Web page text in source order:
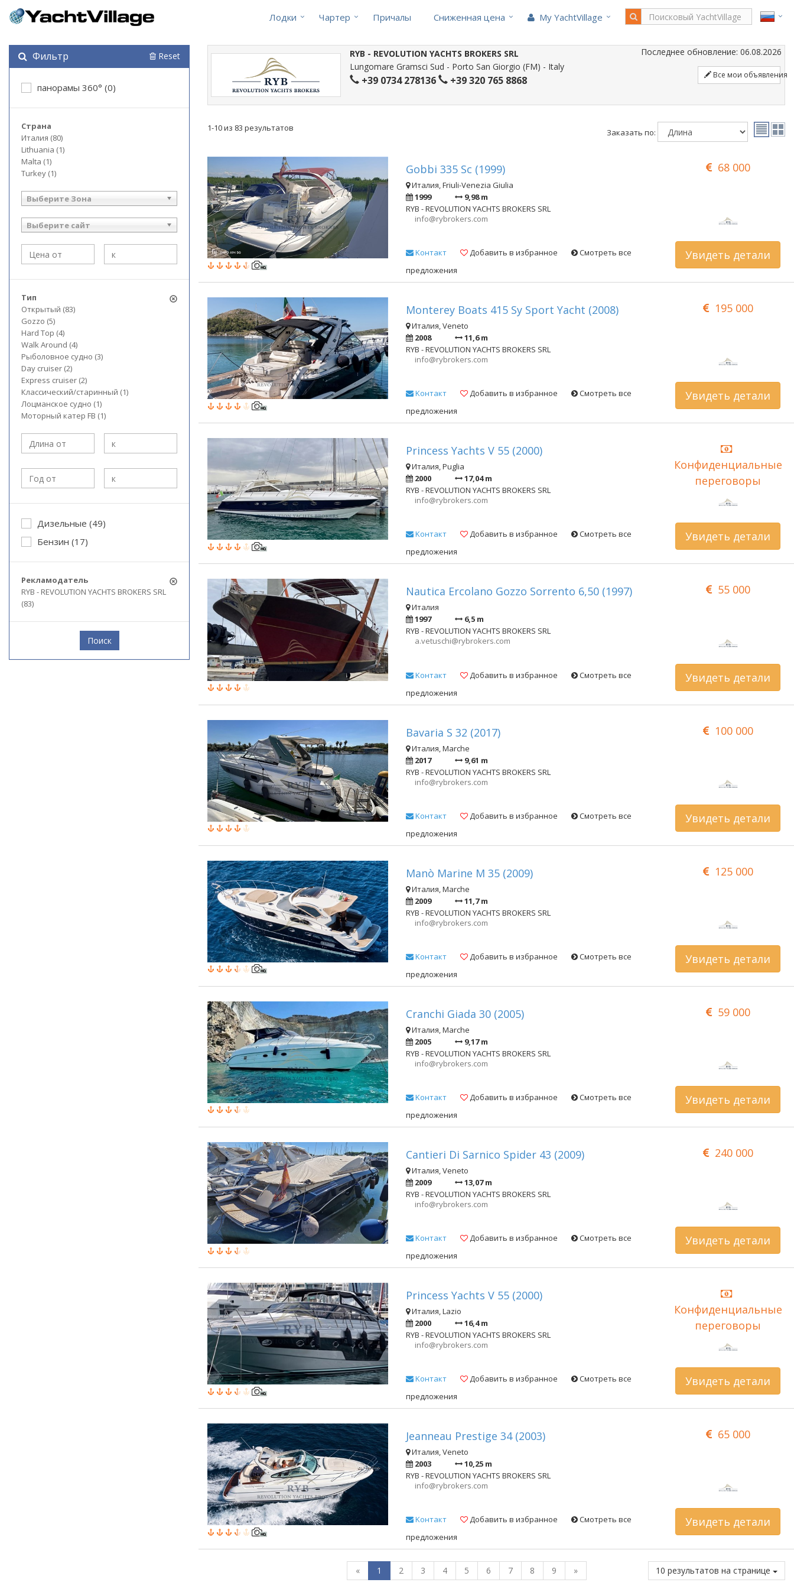
Лодки Чартер Причалы Cниженная цена My YachtVillage
Фильтр Reset
панорамы 360° (0)
Страна
Италия (80)
Lithuania (1)
Malta (1)
Turkey (1)
Выберите Зона
Выберите сайт
Тип
Открытый (83)
Gozzo (5)
Hard Top (4)
Walk Around (4)
Рыболовное судно (3)
Day cruiser (2)
Express cruiser (2)
Классический/старинный (1)
Лоцманское судно (1)
Моторный катер FB (1)
Дизельные (49)
Бензин (17)
Рекламодатель
RYB - REVOLUTION YACHTS BROKERS SRL
(83)
Поиск
RYB - REVOLUTION YACHTS BROKERS SRL
Lungomare Gramsci Sud - Porto San Giorgio (FM) - Italy
+39 0734 278136 +39 320 765 8868 Все мои объявления
Последнее обновление: 06.08.2026
1-10 из 83 результатов Заказать по:
Gobbi 335 Sc (1999) 68 000
Италия, Friuli-Venezia Giulia
1999
9,98 m
RYB - REVOLUTION YACHTS BROKERS SRL
info@rybrokers.com
Kонтакт Добавить в избранное
Смотреть все
предложения
Увидеть детали
Monterey Boats 415 Sy Sport Yacht (2008) 195 000
Италия, Veneto
2008
11,6 m
RYB - REVOLUTION YACHTS BROKERS SRL
info@rybrokers.com
Kонтакт Добавить в избранное
Смотреть все
предложения
Увидеть детали
Princess Yachts V 55 (2000)
Конфиденциальные
переговоры
Италия, Puglia
2000
17,04 m
RYB - REVOLUTION YACHTS BROKERS SRL
info@rybrokers.com
Kонтакт Добавить в избранное
Смотреть все
предложения
Увидеть детали
Nautica Ercolano Gozzo Sorrento 6,50 (1997) 55 000
Италия
1997
6,5 m
RYB - REVOLUTION YACHTS BROKERS SRL
a.vetuschi@rybrokers.com
Kонтакт Добавить в избранное
Смотреть все
предложения
Увидеть детали
Bavaria S 32 (2017) 100 000
Италия, Marche
2017
9,61 m
RYB - REVOLUTION YACHTS BROKERS SRL
info@rybrokers.com
Kонтакт Добавить в избранное
Смотреть все
предложения
Увидеть детали
Manò Marine M 35 (2009) 125 000
Италия, Marche
2009
11,7 m
RYB - REVOLUTION YACHTS BROKERS SRL
info@rybrokers.com
Kонтакт Добавить в избранное
Смотреть все
предложения
Увидеть детали
Cranchi Giada 30 (2005) 59 000
Италия, Marche
2005
9,17 m
RYB - REVOLUTION YACHTS BROKERS SRL
info@rybrokers.com
Kонтакт Добавить в избранное
Смотреть все
предложения
Увидеть детали
Cantieri Di Sarnico Spider 43 (2009) 240 000
Италия, Veneto
2009
13,07 m
RYB - REVOLUTION YACHTS BROKERS SRL
info@rybrokers.com
Kонтакт Добавить в избранное
Смотреть все
предложения
Увидеть детали
Princess Yachts V 55 (2000)
Конфиденциальные
переговоры
Италия, Lazio
2000
16,4 m
RYB - REVOLUTION YACHTS BROKERS SRL
info@rybrokers.com
Kонтакт Добавить в избранное
Смотреть все
предложения
Увидеть детали
Jeanneau Prestige 34 (2003) 65 000
Италия, Veneto
2003
10,25 m
RYB - REVOLUTION YACHTS BROKERS SRL
info@rybrokers.com
Kонтакт Добавить в избранное
Смотреть все
предложения
Увидеть детали
« 1 2 3 4 5 6 7 8 9 » 10 результатов на странице